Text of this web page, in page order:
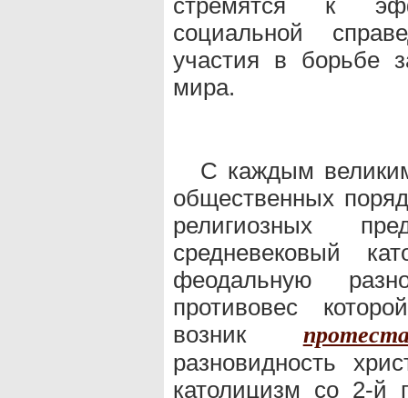
социальной
участия в борьбе
мира.
С каждым
общественных
религиозных
средневековый
феодальную
противовес
возник
разновидность
католицизм со 2-й